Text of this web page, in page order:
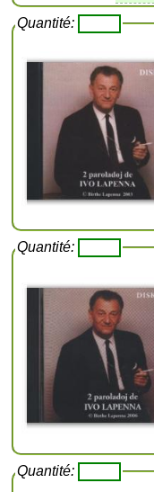
Quantité:
Quantité:
Quantité: